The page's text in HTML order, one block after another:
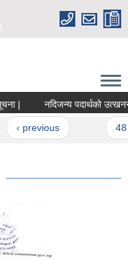
संशोधन सम्बन्धि सूचना |
‹ previous 48